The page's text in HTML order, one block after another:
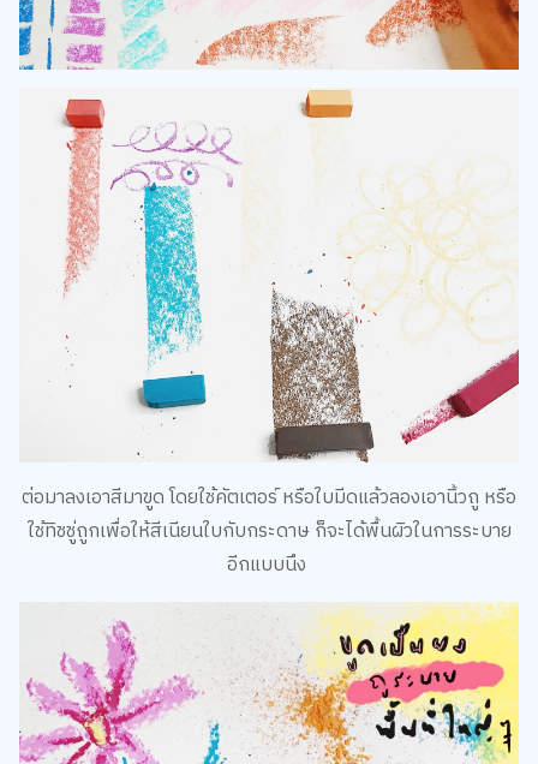
ต่อมาลงเอาสีมาขูด โดยใช้คัตเตอร์ หรือใบมีดแล้วลองเอานิ้วถู หรือ
ใช้ทิชชู่ถูกเพื่อให้สีเนียนใบกับกระดาษ ก็จะได้พื้นผิวในการระบาย
อีกแบบนึง